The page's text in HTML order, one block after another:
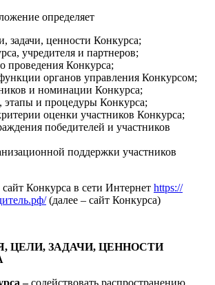
определяет
задачи, ценности Конкурса;
учредителя и партнеров;
проведения Конкурса;
органов управления Конкурсом;
и номинации Конкурса;
этапы и процедуры Конкурса;
оценки участников Конкурса;
победителей и участников
поддержки участников
Конкурса в сети Интернет https://
(далее – сайт Конкурса)
ЦЕЛИ, ЗАДАЧИ, ЦЕННОСТИ
–содействовать распространению